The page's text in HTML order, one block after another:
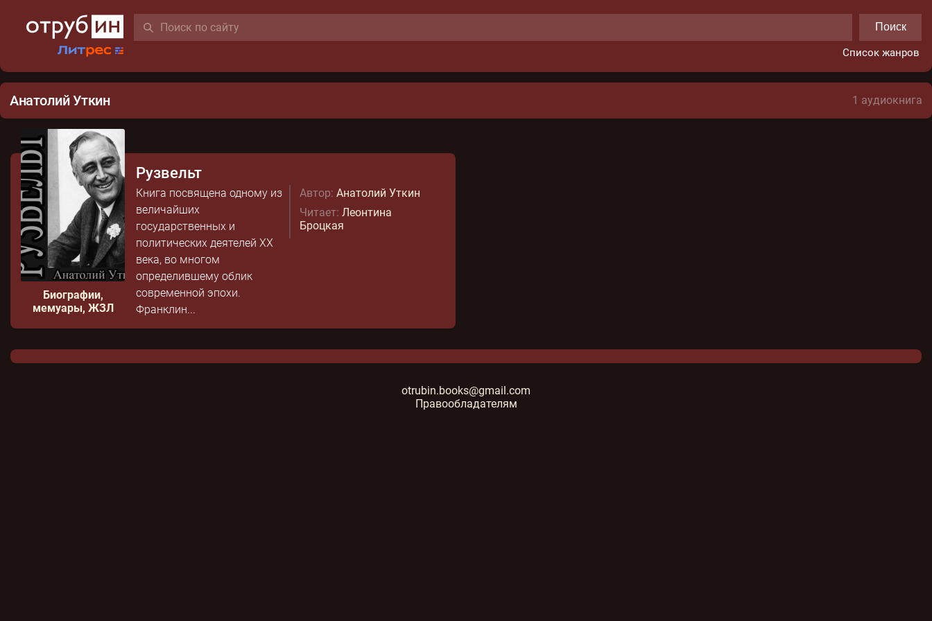
Поиск
Список жанров
Анатолий Уткин 1 аудиокнига
Биографии,
мемуары, ЖЗЛ
Рузвельт
Автор: Анатолий Уткин
Читает: Леонтина
Броцкая
Книга посвящена одному из
величайших
государственных и
политических деятелей XX
века, во многом
определившему облик
современной эпохи.
Франклин...
otrubin.books@gmail.com
Правообладателям